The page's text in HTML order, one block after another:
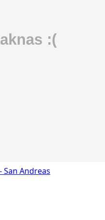
San Andreas